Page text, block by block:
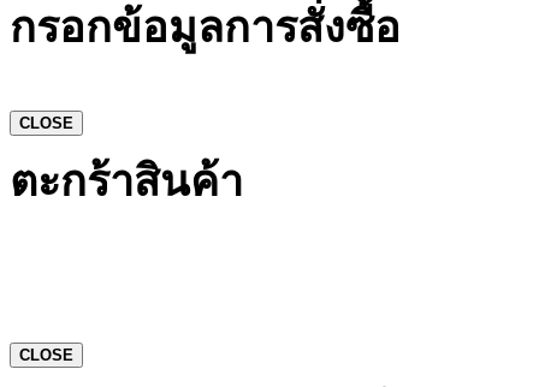
กรอกข้อมูลการสั่งซื้อ
CLOSE
ตะกร้าสินค้า
CLOSE